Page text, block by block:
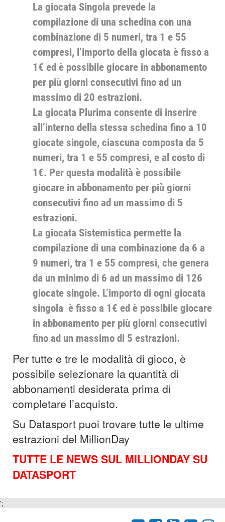
La giocata Singola prevede la
compilazione di una schedina con una
combinazione di 5 numeri, tra 1 e 55
compresi, l’importo della giocata è fisso a
1€ ed è possibile giocare in abbonamento
per più giorni consecutivi fino ad un
massimo di 20 estrazioni.
La giocata Plurima consente di inserire
all’interno della stessa schedina fino a 10
giocate singole, ciascuna composta da 5
numeri, tra 1 e 55 compresi, e al costo di
1€. Per questa modalità è possibile
giocare in abbonamento per più giorni
consecutivi fino ad un massimo di 5
estrazioni.
La giocata Sistemistica permette la
compilazione di una combinazione da 6 a
9 numeri, tra 1 e 55 compresi, che genera
da un minimo di 6 ad un massimo di 126
giocate singole. L’importo di ogni giocata
singola è fisso a 1€ ed è possibile giocare
in abbonamento per più giorni consecutivi
fino ad un massimo di 5 estrazioni.
Per tutte e tre le modalità di gioco, è
possibile selezionare la quantità di
abbonamenti desiderata prima di
completare l’acquisto.
Su Datasport puoi trovare tutte le ultime
estrazioni del MillionDay
TUTTE LE NEWS SUL MILLIONDAY SU
DATASPORT
';